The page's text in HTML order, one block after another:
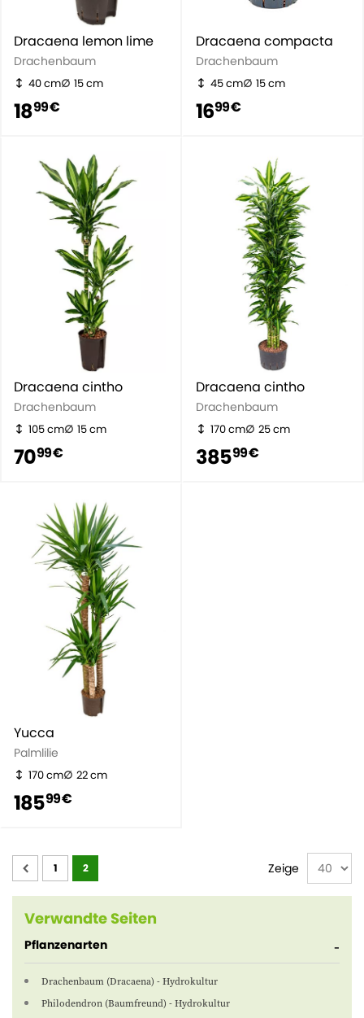
Dracaena lemon lime
Drachenbaum
40 cm 15 cm
1899 €
Dracaena compacta
Drachenbaum
45 cm 15 cm
1699 €
Dracaena cintho
Drachenbaum
105 cm 15 cm
7099 €
Dracaena cintho
Drachenbaum
170 cm 25 cm
38599 €
Yucca
Palmlilie
170 cm 22 cm
18599 €
Seite 1 2 Zeige
Verwandte Seiten
Pflanzenarten
Drachenbaum (Dracaena) - Hydrokultur
Philodendron (Baumfreund) - Hydrokultur